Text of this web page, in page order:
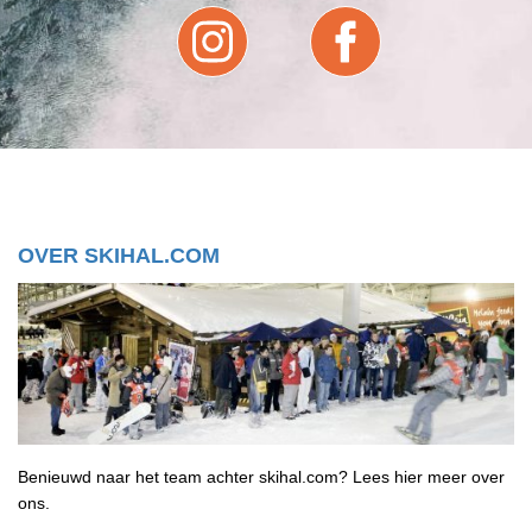
OVER SKIHAL.COM
Benieuwd naar het team achter skihal.com? Lees hier meer over
ons.